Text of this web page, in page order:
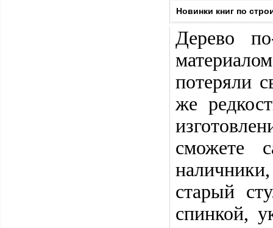
Новинки книг по
Дерево
потеряли
же
сможете
старый
спинкой,